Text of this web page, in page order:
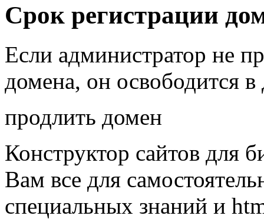
Срок регистрации
Если администратор не
домена, он освободится в
продлить домен
Конструктор сайтов для
Вам все для
специальных знаний и